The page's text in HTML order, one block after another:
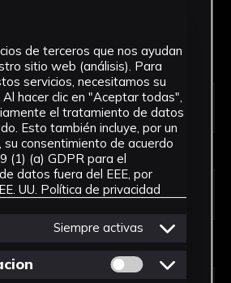
*
interesado/a*
de terceros que nos ayudan
sitio web (análisis). Para
servicios, necesitamos su
hacer clic en "Aceptar todas",
el tratamiento de datos
Esto también incluye, por un
consentimiento de acuerdo
(1) (a) GDPR para el
datos fuera del EEE, por
UU. Política de privacidad
Siempre activas
Permitir cookies